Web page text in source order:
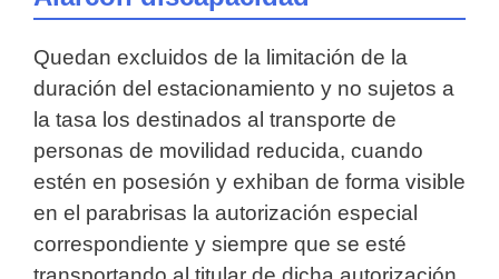
Quedan excluidos de la limitación de la
duración del estacionamiento y no sujetos a
la tasa los destinados al transporte de
personas de movilidad reducida, cuando
estén en posesión y exhiban de forma visible
en el parabrisas la autorización especial
correspondiente y siempre que se esté